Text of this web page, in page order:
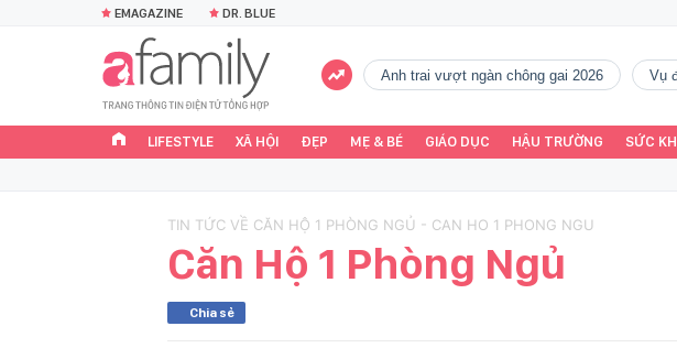
EMAGAZINE DR. BLUE
Anh trai vượt ngàn chông gai 2026
LIFESTYLE XÃ HỘI ĐẸP MẸ & BÉ GIÁO DỤC HẬU TRƯỜNG SỨC
TIN TỨC VỀ CĂN HỘ 1 PHÒNG NGỦ - CAN HO 1 PHONG NGU
Căn Hộ 1 Phòng Ngủ
Chia sẻ